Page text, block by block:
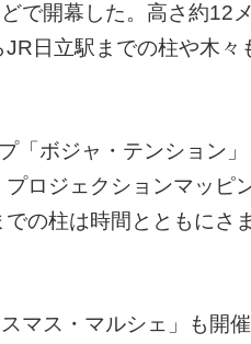
で開幕した。高さ約12
日立駅までの柱や木々
「ボジャ・テンション
ロジェクションマッピ
の柱は時間とともにさ
マス・マルシェ」も開